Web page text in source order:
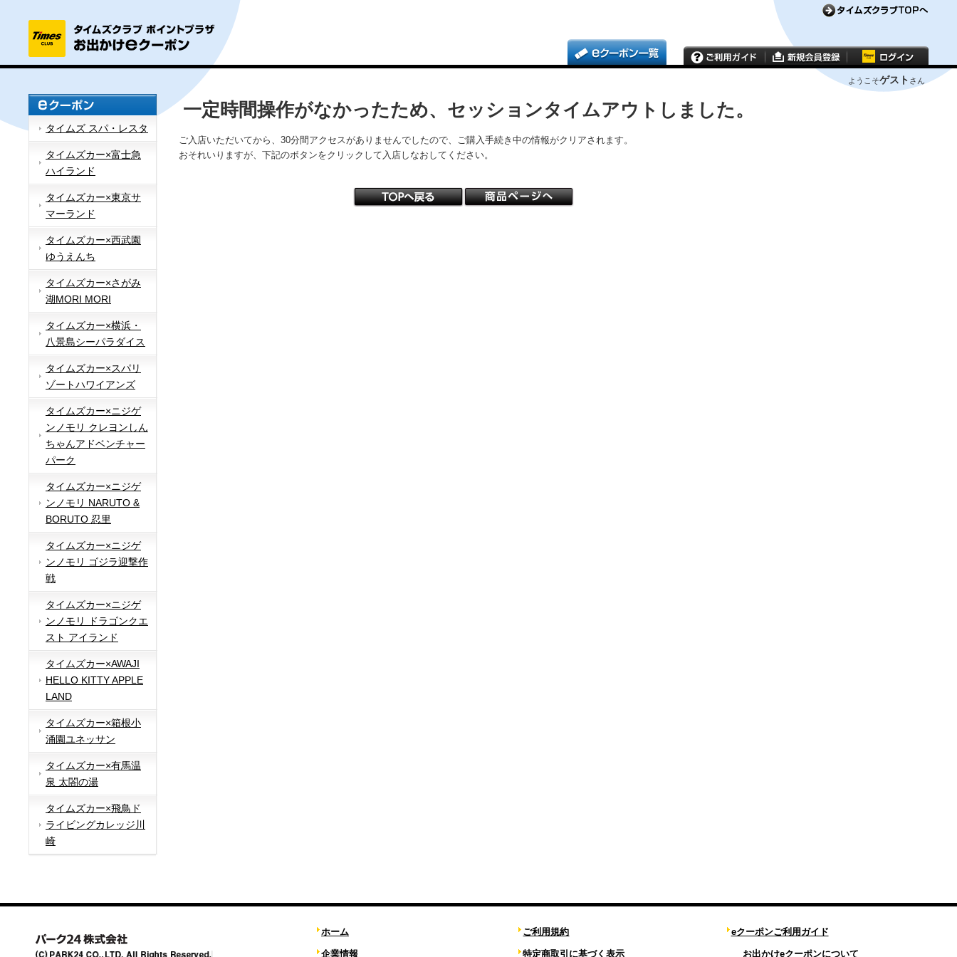
ようこそゲスト さん
タイムズ スパ・レスタ
タイムズカー×富士急
ハイランド
タイムズカー×東京サ
マーランド
タイムズカー×西武園
ゆうえんち
タイムズカー×さがみ
湖MORI MORI
タイムズカー×横浜・
八景島シーパラダイス
タイムズカー×スパリ
ゾートハワイアンズ
タイムズカー×ニジゲ
ンノモリ クレヨンしん
ちゃんアドベンチャー
パーク
タイムズカー×ニジゲ
ンノモリ NARUTO &
BORUTO 忍里
タイムズカー×ニジゲ
ンノモリ ゴジラ迎撃作
戦
タイムズカー×ニジゲ
ンノモリ ドラゴンクエ
スト アイランド
タイムズカー×AWAJI
HELLO KITTY APPLE
LAND
タイムズカー×箱根小
涌園ユネッサン
タイムズカー×有馬温
泉 太閤の湯
タイムズカー×飛鳥ド
ライビングカレッジ川
崎
一定時間操作がなかったため、セッションタイムアウトしました。
ご入店いただいてから、30分間アクセスがありませんでしたので、ご購入手続き中の情報がクリアされます。
おそれいりますが、下記のボタンをクリックして入店しなおしてください。
ホーム
企業情報
ご利用規約
特定商取引に基づく表示
eクーポンご利用ガイド
お出かけeクーポンについて